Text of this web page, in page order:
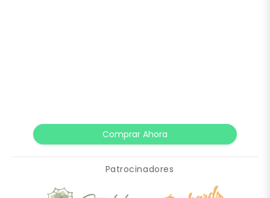
Comprar Ahora
Patrocinadores